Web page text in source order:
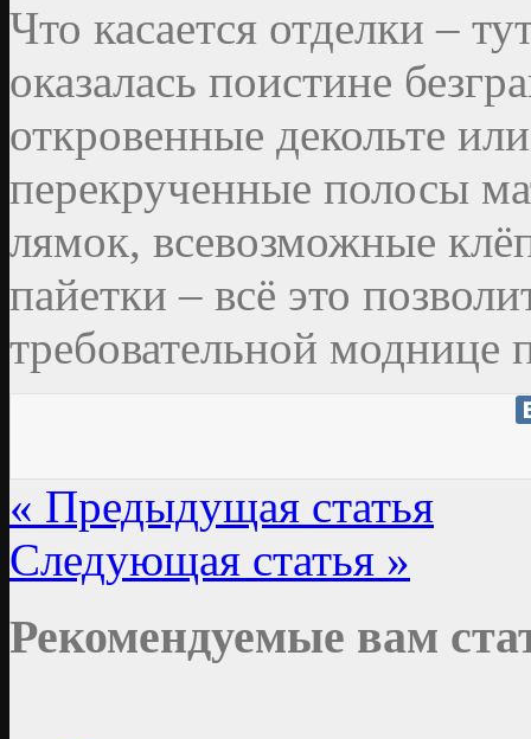
Что касается отделки –
оказалась поистине
откровенные декольте
перекрученные полосы
лямок, всевозможные
пайетки – всё это
требовательной моднице
« Предыдущая статья
Следующая статья »
Рекомендуемые вам